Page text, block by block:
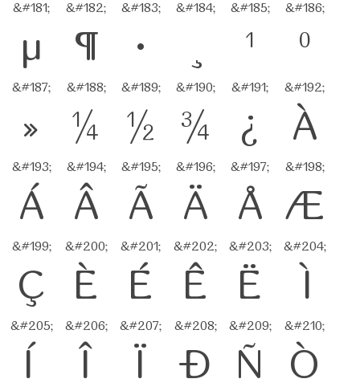
&#181;
µ
&#182;
¶
&#183;
·
&#184; &#185;
¹
&#186;
º
&#187;
»
&#188;
¼
&#189;
½
&#190;
¾
&#191;
¿
&#192;
À
&#193;
Á
&#194;
Â
&#195;
Ã
&#196;
Ä
&#197;
Å
&#198;
Æ
&#199;
Ç
&#200;
È
&#201;
É
&#202;
Ê
&#203;
Ë
&#204;
Ì
&#205;
Í
&#206;
Î
&#207;
Ï
&#208;
Ð
&#209;
Ñ
&#210;
Ò